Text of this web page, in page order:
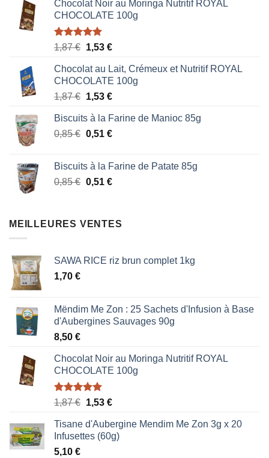
Chocolat Noir au Moringa Nutritif ROYAL
CHOCOLATE 100g
Note5.00
sur 5
1,87€ Le
initial
était :
1,87 €.
1,53 €Le
actuel
est :
1,53 €.
Chocolat au Lait, Crémeux et Nutritif ROYAL
CHOCOLATE 100g
1,87€ Le
initial
était :
1,53 €Le
actuel
est :
Biscuits à la Farine de Manioc 85g
0,85€ Le
était :
0,85 €.
0,51 €Le
est :
0,51 €.
Biscuits à la Farine de Patate 85g
0,85€ Le
était :
0,51 €Le
est :
MEILLEURES VENTES
SAWA RICE riz brun complet 1kg
1,70 €
Mëndim Me Zon : 25 Sachets d'Infusion à Base
d'Aubergines Sauvages 90g
8,50 €
Chocolat Noir au Moringa Nutritif ROYAL
CHOCOLATE 100g
Note5.00
1,87€ Le
initial
était :
1,53 €Le
actuel
est :
Tisane d'Aubergine Mendim Me Zon 3g x 20
Infusettes (60g)
5,10 €